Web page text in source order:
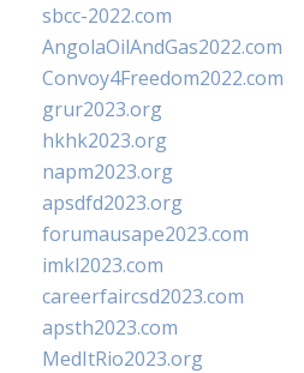
sbcc-2022.com
AngolaOilAndGas2022.com
Convoy4Freedom2022.com
grur2023.org
hkhk2023.org
napm2023.org
apsdfd2023.org
forumausape2023.com
imkl2023.com
careerfaircsd2023.com
apsth2023.com
MedItRio2023.org